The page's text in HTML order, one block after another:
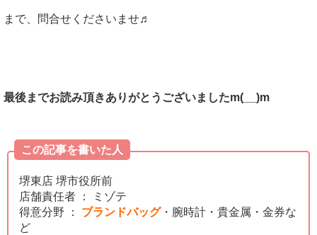
まで、問合せくださいませ♬
最後までお読み頂きありがとうございましたm(__)m
この記事を書いた人
堺東店 堺市役所前
店舗責任者 ： ミゾテ
得意分野 ：
ブランドバッグ・腕時計・貴金属・金券な
ど